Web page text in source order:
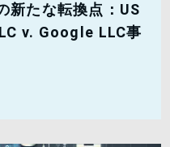
新たな転換点：US
v. Google LLC事